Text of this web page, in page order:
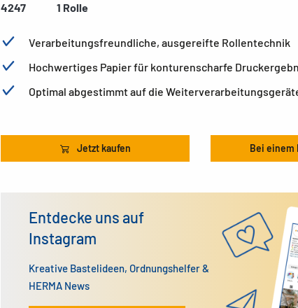
4247
1 Rolle
Verarbeitungsfreundliche, ausgereifte Rollentechnik
Hochwertiges Papier für konturenscharfe
Optimal abgestimmt auf die
Jetzt kaufen Bei einem
Entdecke uns auf
Instagram
Kreative Bastelideen, Ordnungshelfer &
HERMA News